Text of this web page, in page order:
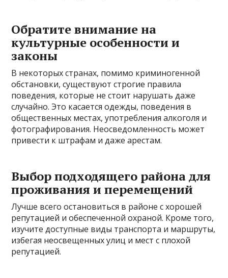
Обратите внимание на
культурные особенности и
законы
В некоторых странах, помимо криминогенной
обстановки, существуют строгие правила
поведения, которые не стоит нарушать даже
случайно. Это касается одежды, поведения в
общественных местах, употребления алкоголя и
фотографирования. Неосведомленность может
привести к штрафам и даже арестам.
Выбор подходящего района для
проживания и перемещений
Лучше всего остановиться в районе с хорошей
репутацией и обеспеченной охраной. Кроме того,
изучите доступные виды транспорта и маршруты,
избегая неосвещенных улиц и мест с плохой
репутацией.